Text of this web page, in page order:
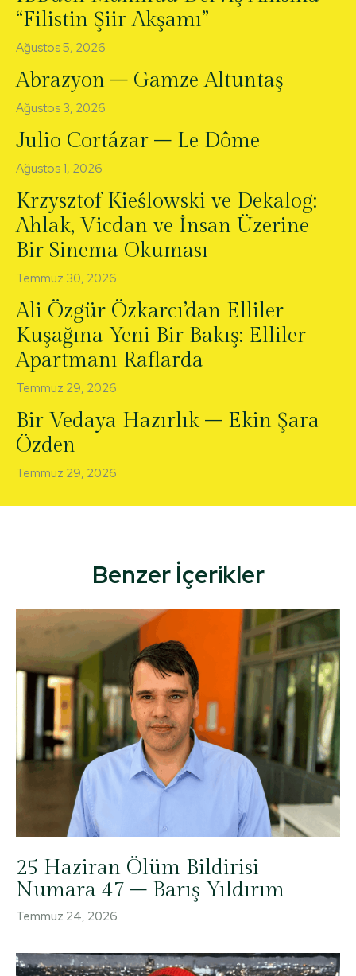
“Filistin Şiir Akşamı”
Ağustos 5, 2026
Abrazyon – Gamze Altuntaş
Ağustos 3, 2026
Julio Cortázar – Le Dôme
Ağustos 1, 2026
Krzysztof Kieślowski ve Dekalog:
Ahlak, Vicdan ve İnsan Üzerine
Bir Sinema Okuması
Temmuz 30, 2026
Ali Özgür Özkarcı’dan Elliler
Kuşağına Yeni Bir Bakış: Elliler
Apartmanı Raflarda
Temmuz 29, 2026
Bir Vedaya Hazırlık – Ekin Şara
Özden
Temmuz 29, 2026
Benzer İçerikler
25 Haziran Ölüm Bildirisi
Numara 47 – Barış Yıldırım
Temmuz 24, 2026